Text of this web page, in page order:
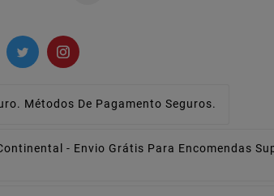
Métodos De Pagamento Seguros.
- Envio Grátis Para Encomendas